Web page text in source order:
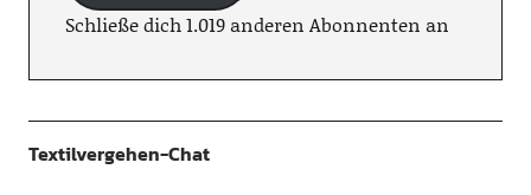
Schließe dich 1.019 anderen Abonnenten an
Textilvergehen-Chat